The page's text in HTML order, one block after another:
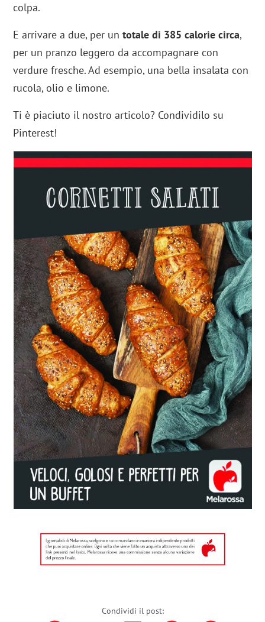
colpa.
E arrivare a due, per untotale di 385 calorie circa,
per un pranzo leggero da accompagnare con
verdure fresche. Ad esempio, una bella insalata con
rucola, olio e limone.
Ti è piaciuto il nostro articolo? Condividilo su
Pinterest!
Condividi il post: